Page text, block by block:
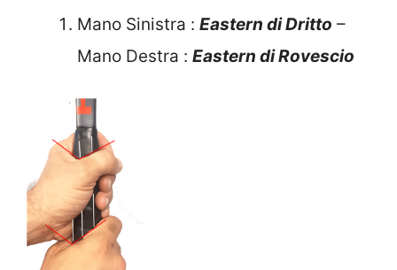
Mano Sinistra : Eastern di Dritto –
Mano Destra : Eastern di Rovescio